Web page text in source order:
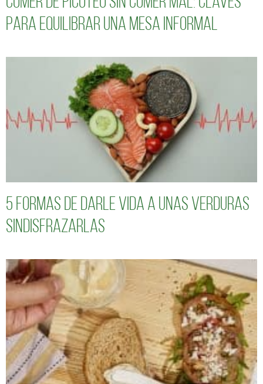
para equilibrar una mesa informal
5 formas de darle vida a unas verduras
sindisfrazarlas